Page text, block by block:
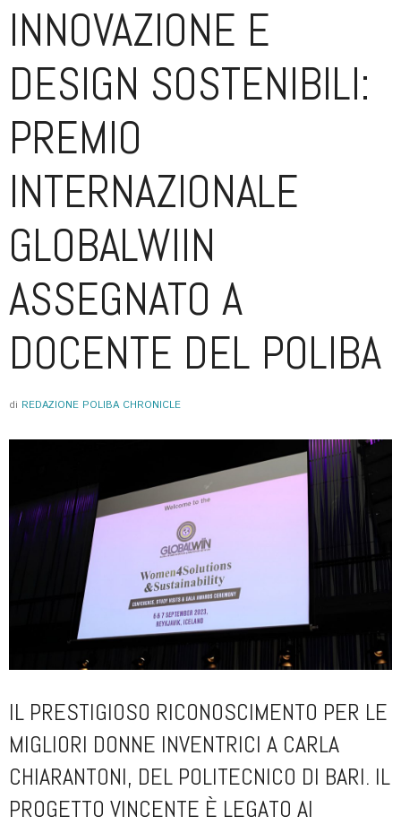
INNOVAZIONE E
DESIGN SOSTENIBILI:
PREMIO
INTERNAZIONALE
GLOBALWIIN
ASSEGNATO A
DOCENTE DEL POLIBA
di REDAZIONE POLIBA CHRONICLE
IL PRESTIGIOSO RICONOSCIMENTO PER LE
MIGLIORI DONNE INVENTRICI A CARLA
CHIARANTONI, DEL POLITECNICO DI BARI. IL
PROGETTO VINCENTE È LEGATO AI